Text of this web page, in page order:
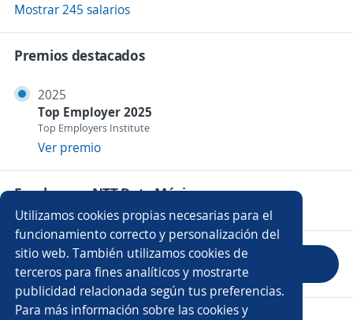
Utilizamos cookies propias necesarias para el
funcionamiento correcto y personalización del
sitio web. También utilizamos cookies de
terceros para fines analíticos y mostrarte
publicidad relacionada según tus preferencias.
Para más información sobre las cookies y
Mostrar 245 salarios
Premios destacados
2025
Top Employer 2025
Top Employers Institute
Ver premio
Empleos en NTT Data México
Evaluar empresa